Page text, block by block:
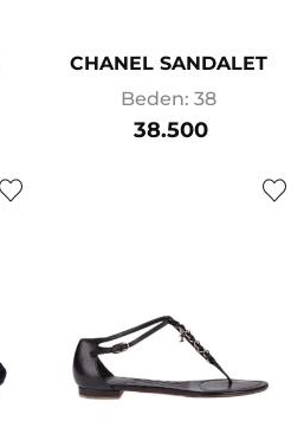
CHANEL SANDALET
Beden: 38
38.500